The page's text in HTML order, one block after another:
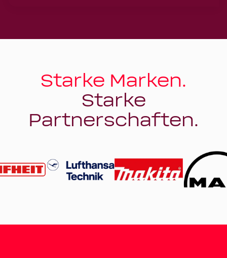
Starke Marken.
Starke
Partnerschaften.